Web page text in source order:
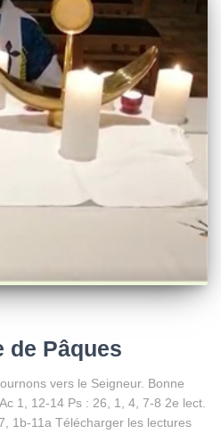
de Pâques
vers le Seigneur. Bonne
1, 12-14 Ps : 26, 1, 4, 7-8 2e lect.
1b-11a Télécharger les lectures